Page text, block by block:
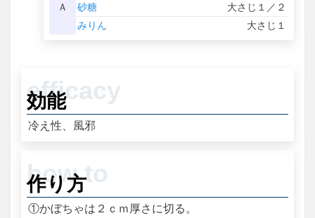
Ａ
砂糖
大さじ１／２
みりん
大さじ１
効能
冷え性、風邪
作り方
①かぼちゃは２ｃｍ厚さに切る。